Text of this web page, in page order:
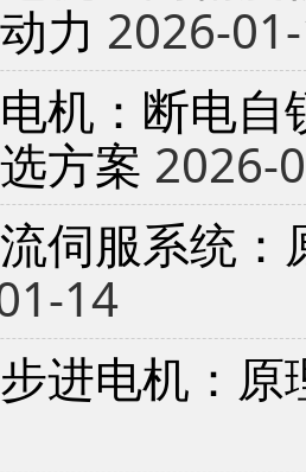
力 2026-
机：断电
方案 2026-
伺服系统
14
进电机：